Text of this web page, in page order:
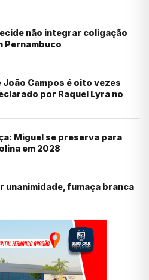
não integrar coligação
Pernambuco
João Campos é oito vezes
por Raquel Lyra no
Miguel se preserva para
em 2028
unanimidade, fumaça branca